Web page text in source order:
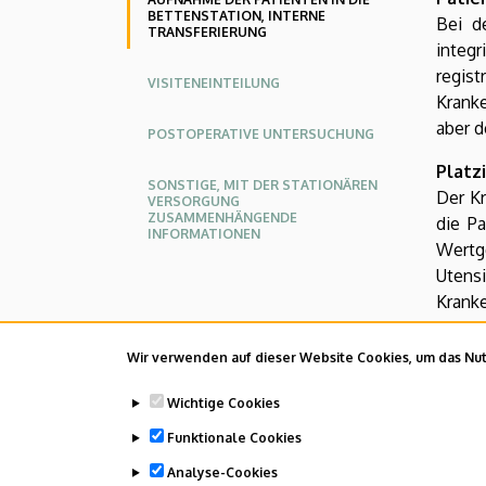
Wir verwenden auf dieser Website Cookies, um das
Wichtige Cookies
Funktionale Cookies
Analyse-Cookies
Bettenstation,
KLINIKZENTRUM
BETTENSTATION, INTERNE
TRANSFERIERUNG
VISITENEINTEILUNG
POSTOPERATIVE UNTERSUCHUNG
SONSTIGE, MIT DER STATIONÄREN
VERSORGUNG
ZUSAMMENHÄNGENDE
INFORMATIONEN
Bei
aber
Der
die